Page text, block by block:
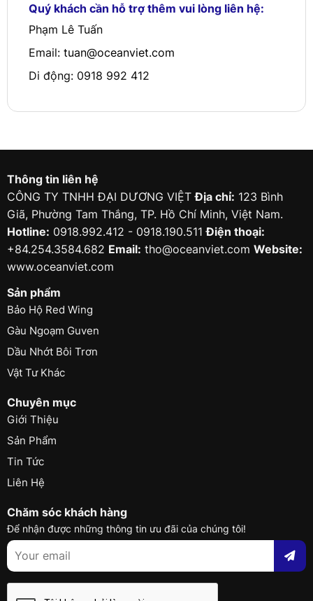
Quý khách cần hỗ trợ thêm vui lòng liên hệ:
Phạm Lê Tuấn
Email: tuan@oceanviet.com
Di động: 0918 992 412
Thông tin liên hệ
CÔNG TY TNHH ĐẠI DƯƠNG VIỆTĐịa chỉ: 123 Bình
Giã, Phường Tam Thắng, TP. Hồ Chí Minh, Việt Nam.
Hotline: 0918.992.412 - 0918.190.511Điện thoại:
+84.254.3584.682 Email: tho@oceanviet.com Website:
www.oceanviet.com
Sản phẩm
Bảo Hộ Red Wing
Gàu Ngoạm Guven
Dầu Nhớt Bôi Trơn
Vật Tư Khác
Chuyên mục
Giới Thiệu
Sản Phẩm
Tin Tức
Liên Hệ
Chăm sóc khách hàng
Để nhận được những thông tin ưu đãi của chúng tôi!